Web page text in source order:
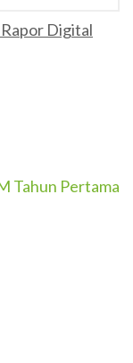
Digital
Tahun Pertama